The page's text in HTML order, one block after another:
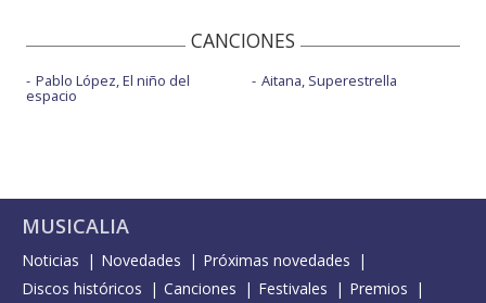
CANCIONES
Pablo López, El niño del
espacio
Aitana, Superestrella
MUSICALIA
Noticias Novedades
Próximas novedades
Discos históricos
Canciones Festivales
Premios